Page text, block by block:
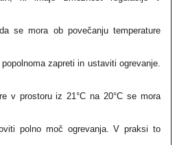
se mora ob povečanju temperature
zapreti in ustaviti ogrevanje.
v prostoru iz 21°C na 20°C se mora
polno moč ogrevanja. V praksi to